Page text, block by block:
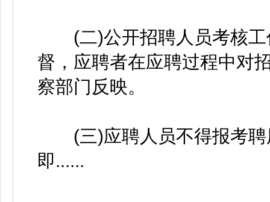
(二)公开招聘人员考核工
督，应聘者在应聘过程中对
察部门反映。
(三)应聘人员不得报考聘
即......